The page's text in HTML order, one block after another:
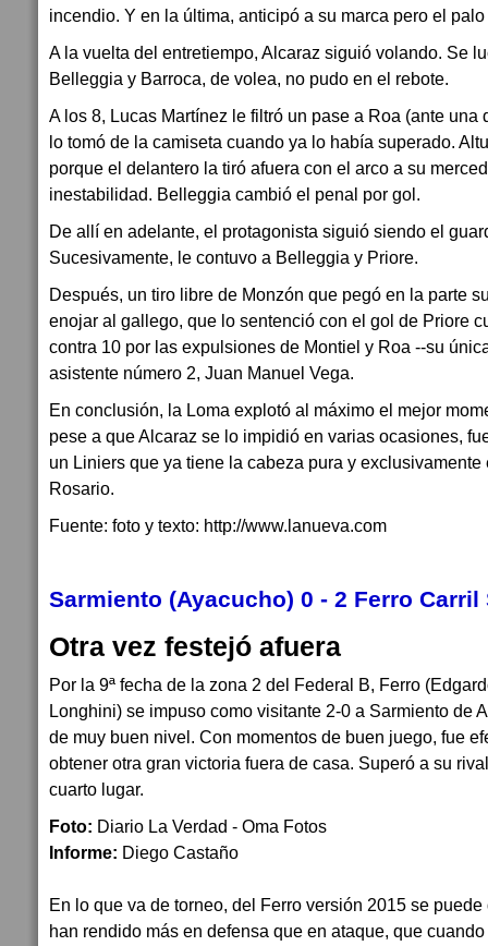
incendio. Y en la última, anticipó a su marca pero el
A la vuelta del entretiempo, Alcaraz siguió volando. Se
Belleggia y Barroca, de volea, no pudo en el rebote.
A los 8, Lucas Martínez le filtró un pase a Roa (ante una
lo tomó de la camiseta cuando ya lo había superado.
porque el delantero la tiró afuera con el arco a su
inestabilidad. Belleggia cambió el penal por gol.
De allí en adelante, el protagonista siguió siendo el
Sucesivamente, le contuvo a Belleggia y Priore.
Después, un tiro libre de Monzón que pegó en la parte
enojar al gallego, que lo sentenció con el gol de Priore
contra 10 por las expulsiones de Montiel y Roa --su
asistente número 2, Juan Manuel Vega.
En conclusión, la Loma explotó al máximo el mejor
pese a que Alcaraz se lo impidió en varias ocasiones,
un Liniers que ya tiene la cabeza pura y
Rosario.
Fuente: foto y texto: http://www.lanueva.com
Sarmiento (Ayacucho) 0 - 2 Ferro
Otra vez festejó afuera
Por la 9ª fecha de la zona 2 del Federal B, Ferro
Longhini) se impuso como visitante 2-0 a Sarmiento de
de muy buen nivel. Con momentos de buen juego, fue
obtener otra gran victoria fuera de casa. Superó a su
cuarto lugar.
Foto: Diario La Verdad - Oma Fotos
Informe: Diego Castaño
En lo que va de torneo, del Ferro versión 2015 se
han rendido más en defensa que en ataque, que